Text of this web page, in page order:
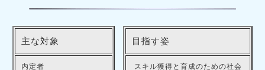
主な対象
内定者
目指す姿
スキル獲得と育成のための社会